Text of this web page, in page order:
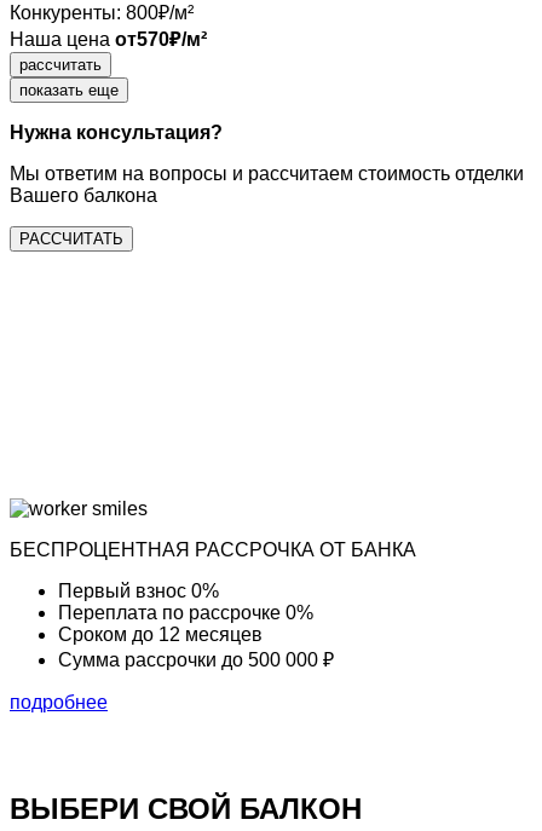
Конкуренты: 800₽/м²
Наша цена от570₽/м²
рассчитать
показать еще
Нужна консультация?
Мы ответим на вопросы и рассчитаем стоимость отделки
Вашего балкона
РАССЧИТАТЬ
БЕСПРОЦЕНТНАЯ РАССРОЧКА ОТ БАНКА
Первый взнос 0%
Переплата по рассрочке 0%
Сроком до 12 месяцев
Сумма рассрочки до 500 000 ₽
подробнее
ВЫБЕРИ СВОЙ БАЛКОН